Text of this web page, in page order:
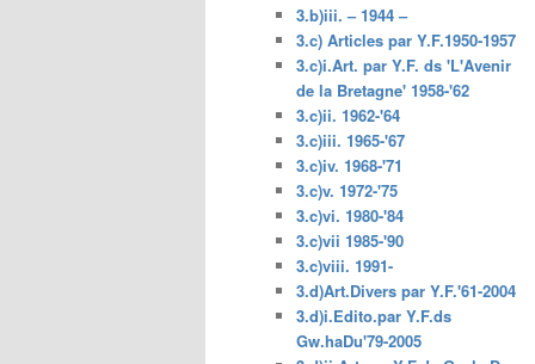
3.b)iii. – 1944 –
3.c) Articles par Y.F.1950-1957
3.c)i.Art. par Y.F. ds 'L'Avenir
de la Bretagne' 1958-'62
3.c)ii. 1962-'64
3.c)iii. 1965-'67
3.c)iv. 1968-'71
3.c)v. 1972-'75
3.c)vi. 1980-'84
3.c)vii 1985-'90
3.c)viii. 1991-
3.d)Art.Divers par Y.F.'61-2004
3.d)i.Edito.par Y.F.ds
Gw.haDu'79-2005